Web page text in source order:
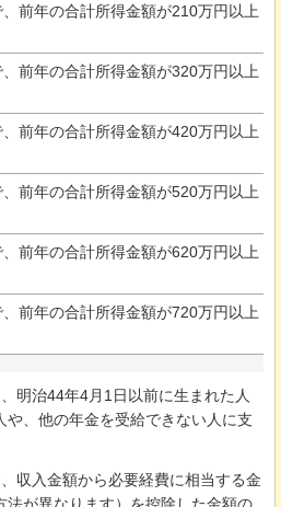
前年の合計所得金額が210万円以上
前年の合計所得金額が320万円以上
前年の合計所得金額が420万円以上
前年の合計所得金額が520万円以上
前年の合計所得金額が620万円以上
前年の合計所得金額が720万円以上
明治44年4月1日以前に生まれた人
や、他の年金を受給できない人に支
収入金額から必要経費に相当する金